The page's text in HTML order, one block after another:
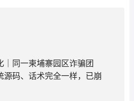
｜同一柬埔寨园区诈骗团
源码、话术完全一样，已崩